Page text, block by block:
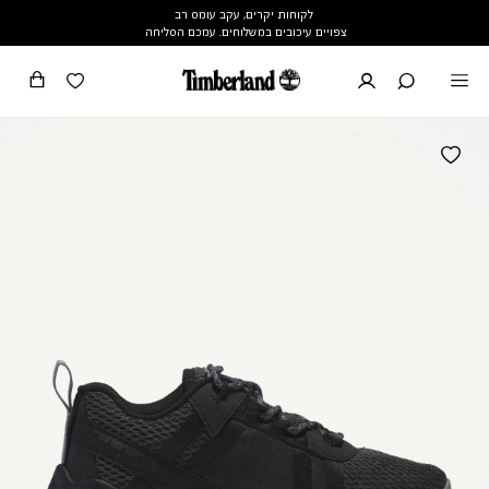
לקוחות יקרים, עקב עומס רב
צפויים עיכובים במשלוחים. עמכם הסליחה